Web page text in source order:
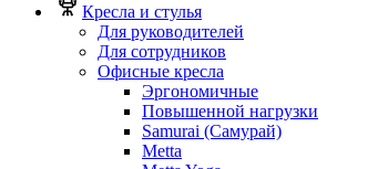
Кресла и стулья
Для руководителей
Для сотрудников
Офисные кресла
Эргономичные
Повышенной нагрузки
Samurai (Самурай)
Metta